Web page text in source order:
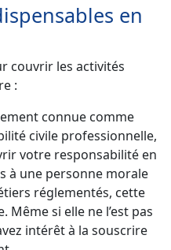
en
couvrir les activités
:
connue comme
civile professionnelle,
votre responsabilité en
à une personne morale
réglementés, cette
si elle ne l’est pas
intérêt à la souscrire